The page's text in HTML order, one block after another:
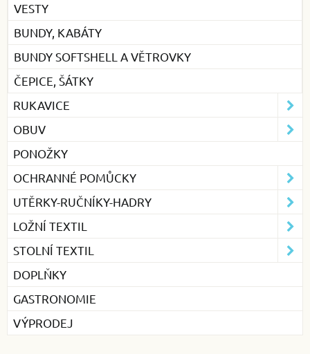
VESTY
BUNDY, KABÁTY
BUNDY SOFTSHELL A VĚTROVKY
ČEPICE, ŠÁTKY
RUKAVICE
OBUV
PONOŽKY
OCHRANNÉ POMŮCKY
UTĚRKY-RUČNÍKY-HADRY
LOŽNÍ TEXTIL
STOLNÍ TEXTIL
DOPLŇKY
GASTRONOMIE
VÝPRODEJ